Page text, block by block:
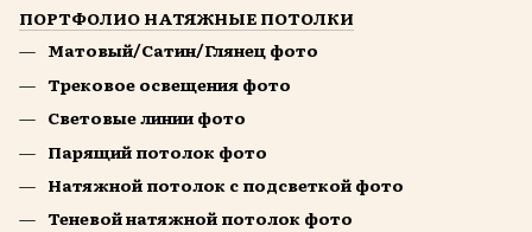
ПОРТФОЛИО НАТЯЖНЫЕ ПОТОЛКИ
Матовый/Сатин/Глянец фото
Трековое освещения фото
Световые линии фото
Парящий потолок фото
Натяжной потолок с подсветкой фото
Теневой натяжной потолок фото